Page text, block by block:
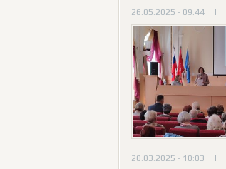
26.05.2025 - 09:44 |
20.03.2025 - 10:03 |